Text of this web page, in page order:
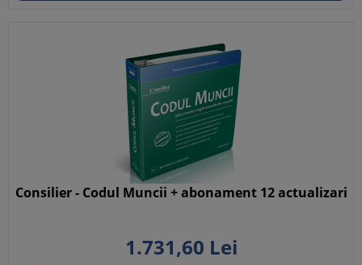
Consilier - Codul Muncii + abonament 12 actualizari
1.731,60 Lei